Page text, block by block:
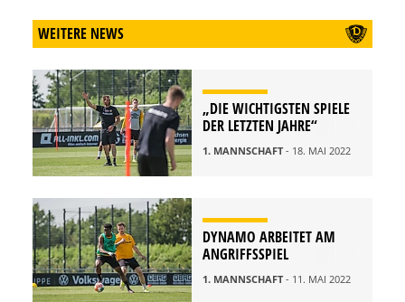
WEITERE NEWS
„DIE WICHTIGSTEN SPIELE
DER LETZTEN JAHRE“
1. MANNSCHAFT- 18. MAI 2022
DYNAMO ARBEITET AM
ANGRIFFSSPIEL
1. MANNSCHAFT- 11. MAI 2022